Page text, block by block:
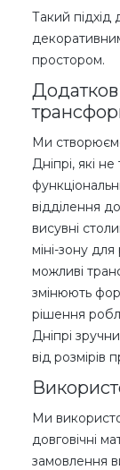
Такий
простором.
Ми
Дніпрі, які
відділення
висувні
міні-зону
можливі
змінюють
рішення
Дніпрі
від розмірів
Ми
довговічні
замовлення